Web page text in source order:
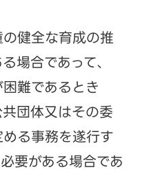
健全な育成の推
場合であって、
難であるとき
団体又はその委
る事務を遂行す
要がある場合であ